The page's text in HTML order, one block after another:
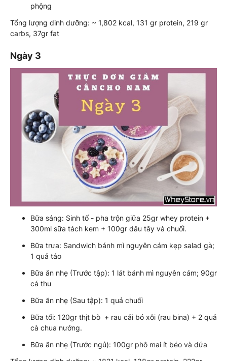
phộng
Tổng lượng dinh dưỡng: ~ 1,802 kcal, 131 gr protein, 219 gr
carbs, 37gr fat
Ngày 3
Bữa sáng: Sinh tố - pha trộn giữa 25gr whey protein +
300ml sữa tách kem + 100gr dâu tây và chuối.
Bữa trưa: Sandwich bánh mì nguyên cám kẹp salad gà;
1 quả táo
Bữa ăn nhẹ (Trước tập): 1 lát bánh mì nguyên cám; 90gr
cá thu
Bữa ăn nhẹ (Sau tập): 1 quả chuối
Bữa tối: 120gr thịt bò + rau cải bó xôi (rau bina) + 2 quả
cà chua nướng.
Bữa ăn nhẹ (Trước ngủ): 100gr phô mai ít béo và dứa